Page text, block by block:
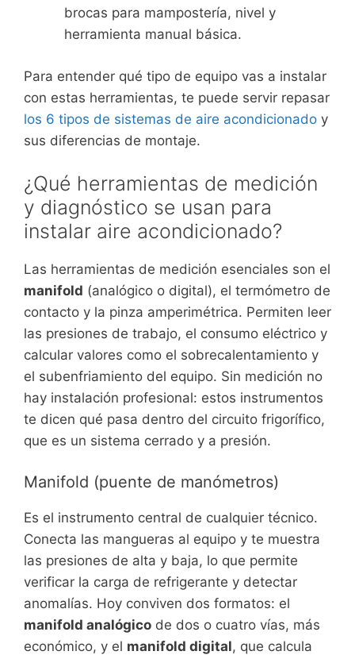
brocas para mampostería, nivel y
herramienta manual básica.
Para entender qué tipo de equipo vas a instalar
con estas herramientas, te puede servir repasar
los 6 tipos de sistemas de aire acondicionado y
sus diferencias de montaje.
¿Qué herramientas de medición
y diagnóstico se usan para
instalar aire acondicionado?
Las herramientas de medición esenciales son el
manifold (analógico o digital), el termómetro de
contacto y la pinza amperimétrica. Permiten leer
las presiones de trabajo, el consumo eléctrico y
calcular valores como el sobrecalentamiento y
el subenfriamiento del equipo. Sin medición no
hay instalación profesional: estos instrumentos
te dicen qué pasa dentro del circuito frigorífico,
que es un sistema cerrado y a presión.
Manifold (puente de manómetros)
Es el instrumento central de cualquier técnico.
Conecta las mangueras al equipo y te muestra
las presiones de alta y baja, lo que permite
verificar la carga de refrigerante y detectar
anomalías. Hoy conviven dos formatos: el
manifold analógico de dos o cuatro vías, más
económico, y el manifold digital, que calcula